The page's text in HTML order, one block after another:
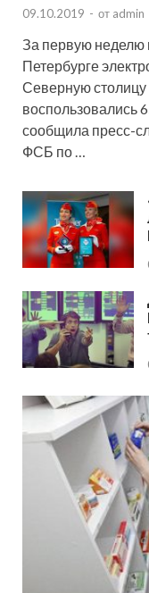
09.10.2019 - от admin
За первую неделю
Петербурге
Северную
воспользовались
сообщила пресс-
ФСБ по …